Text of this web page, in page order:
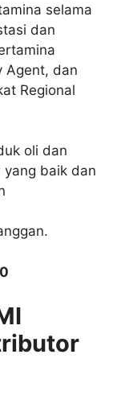
selama
dan
Agent, dan
Regional
oli dan
yang baik dan